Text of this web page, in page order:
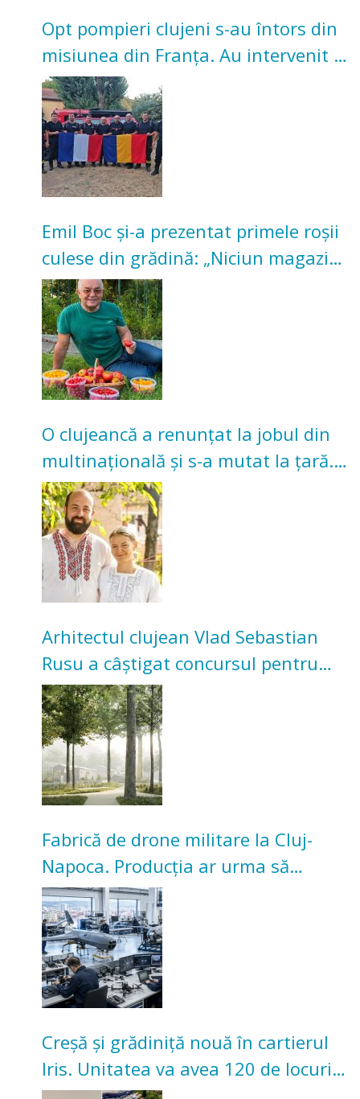
Opt pompieri clujeni s-au întors din
misiunea din Franța. Au intervenit la
incendii de vegetație și pădure
Emil Boc și-a prezentat primele roșii
culese din grădină: „Niciun magazin
nu poate oferi această satisfacție”
O clujeancă a renunțat la jobul din
multinațională și s-a mutat la țară.
Acum cultivă legume în grădina
bunicilor
Arhitectul clujean Vlad Sebastian
Rusu a câștigat concursul pentru
transformarea Grădinii Casei
Universitarilor
Fabrică de drone militare la Cluj-
Napoca. Producția ar urma să
înceapă în toamna acestui an
Creșă și grădiniță nouă în cartierul
Iris. Unitatea va avea 120 de locuri